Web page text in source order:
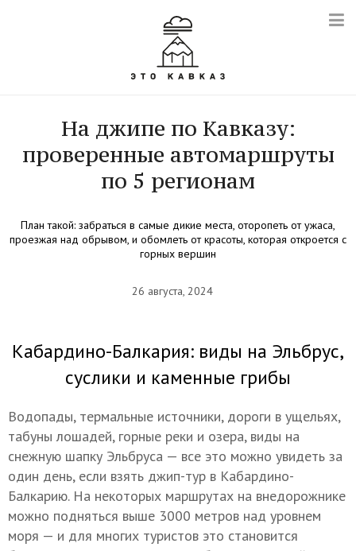
На джипе по Кавказу:
проверенные автомаршруты
по 5 регионам
План такой: забраться в самые дикие места, оторопеть от ужаса,
проезжая над обрывом, и обомлеть от красоты, которая откроется с
горных вершин
26 августа, 2024
Кабардино-Балкария: виды на Эльбрус,
суслики и каменные грибы
Водопады, термальные источники, дороги в ущельях,
табуны лошадей, горные реки и озера, виды на
снежную шапку Эльбруса — все это можно увидеть за
один день, если взять джип-тур в Кабардино-
Балкарию. На некоторых маршрутах на внедорожнике
можно подняться выше 3000 метров над уровнем
моря — и для многих туристов это становится